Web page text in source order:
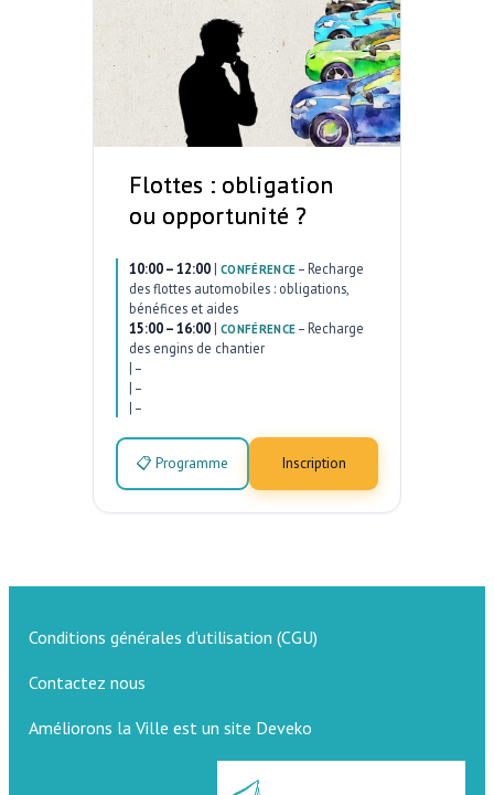
Flottes : obligation
ou opportunité ?
10:00 – 12:00 | CONFÉRENCE – Recharge
des flottes automobiles : obligations,
bénéfices et aides
15:00 – 16:00 | CONFÉRENCE – Recharge
des engins de chantier
| –
| –
| –
📋 Programme Inscription
Conditions générales d’utilisation (CGU)
Contactez nous
Améliorons la Ville est un site Deveko